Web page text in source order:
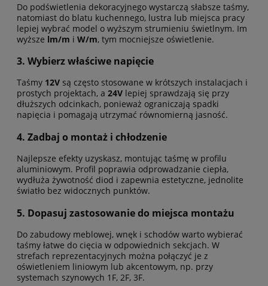
Do podświetlenia dekoracyjnego wystarczą słabsze taśmy,
natomiast do blatu kuchennego, lustra lub miejsca pracy
lepiej wybrać model o wyższym strumieniu świetlnym. Im
wyższe lm/m i W/m, tym mocniejsze oświetlenie.
3. Wybierz właściwe napięcie
Taśmy 12V są często stosowane w krótszych instalacjach i
prostych projektach, a 24V lepiej sprawdzają się przy
dłuższych odcinkach, ponieważ ograniczają spadki
napięcia i pomagają utrzymać równomierną jasność.
4. Zadbaj o montaż i chłodzenie
Najlepsze efekty uzyskasz, montując taśmę w profilu
aluminiowym. Profil poprawia odprowadzanie ciepła,
wydłuża żywotność diod i zapewnia estetyczne, jednolite
światło bez widocznych punktów.
5. Dopasuj zastosowanie do miejsca montażu
Do zabudowy meblowej, wnęk i schodów warto wybierać
taśmy łatwe do cięcia w odpowiednich sekcjach. W
strefach reprezentacyjnych można połączyć je z
oświetleniem liniowym lub akcentowym, np. przy
systemach szynowych 1F, 2F, 3F.